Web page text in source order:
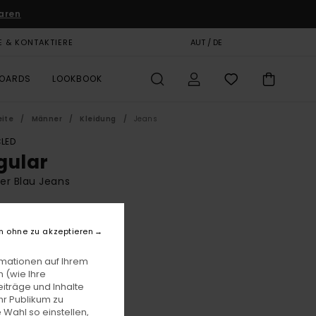
& KONTAKTIERE AUT / DE
LOOKBOOK
Männer Kleidung Jeans
Blau Jeans
63%
RABATT EXTRA 25 %
auf Ihrem
(wie Ihre
und Inhalte
Publikum zu
so einstellen,
ohne zu akzeptieren